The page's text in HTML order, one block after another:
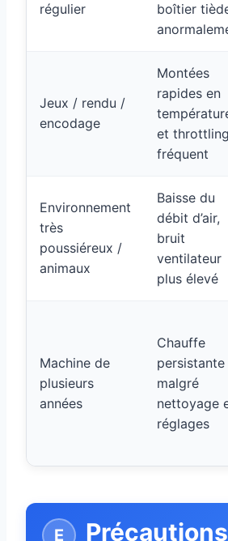
régulier
boîtier
Jeux / rendu /
encodage
Montées
rapides en
et throttling
fréquent
Environnement
très
poussiéreux /
animaux
Baisse du
débit d’air,
bruit
ventilateur
plus élevé
Machine de
plusieurs
années
Chauffe
persistante
malgré
nettoyage
réglages
Précautions